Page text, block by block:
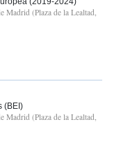
(Plaza de la Lealtad,
(BEI)
(Plaza de la Lealtad,